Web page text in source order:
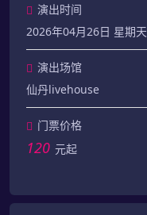
演出时间
2026年04月26日 星期天
演出场馆
仙丹livehouse
门票价格
120 元起